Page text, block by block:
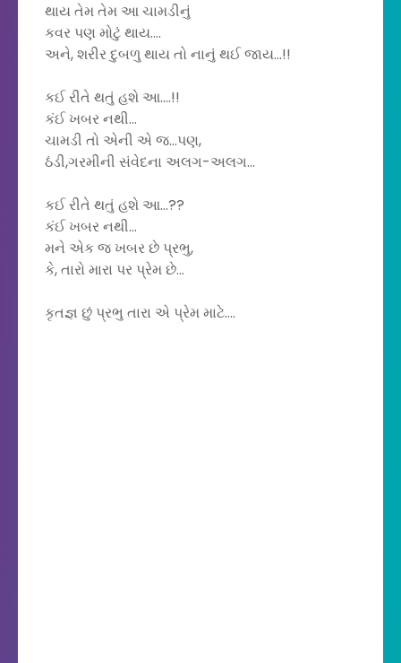
થાય તેમ તેમ આ ચામડીનું
કવર પણ મોટું થાય....
અને, શરીર દુબળુ થાય તો નાનું થઈ જાય...!!
કઈ રીતે થતું હશે આ....!!
કંઈ ખબર નથી...
ચામડી તો એની એ જ...પણ,
ઠંડી,ગરમીની સંવેદના અલગ-અલગ...
કઈ રીતે થતું હશે આ...??
કંઈ ખબર નથી...
મને એક જ ખબર છે પ્રભુ,
કે, તારો મારા પર પ્રેમ છે...
કૃતજ્ઞ છું પ્રભુ તારા એ પ્રેમ માટે....